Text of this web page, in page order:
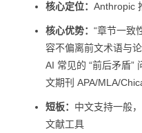
核心定位： Anthropic
核心优势： “章节一致
容不偏离前文术语与
AI 常见的 “前后矛盾”
文期刊 APA/MLA/
短板： 中文支持一般
文献工具